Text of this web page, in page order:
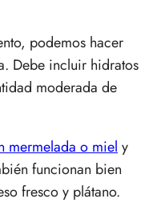
podemos hacer
Debe incluir hidratos
moderada de
mermelada o miel y
funcionan bien
fresco y plátano.